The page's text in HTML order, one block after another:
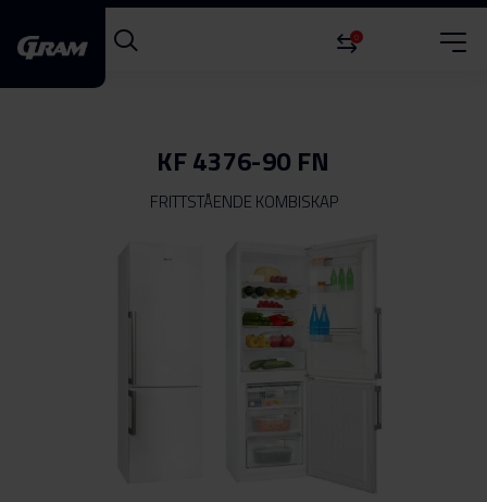
0
KF 4376-90 FN
FRITTSTÅENDE KOMBISKAP